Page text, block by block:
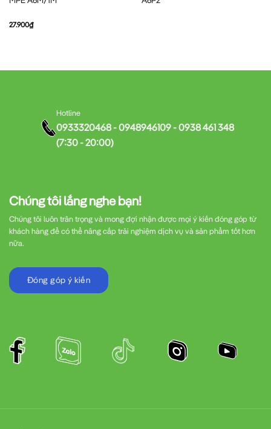
27.900₫
Chúng tôi lắng nghe bạn!
Chúng tôi luôn trân trọng và mong đợi nhận được mọi ý kiến đóng góp từ
khách hàng để có thể nâng cấp trải nghiệm dịch vụ và sản phẩm tốt hơn
nữa.
Đóng góp ý kiến
Hotline
0933320468 - 0948946109 - 0938 461 348
(7:30 - 20:00)